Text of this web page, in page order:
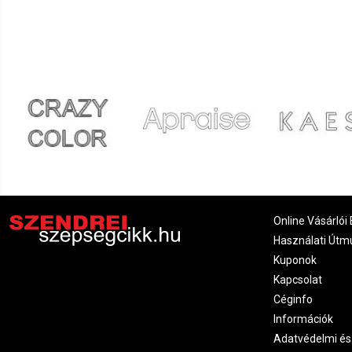
Online Vásárlói
Használati
Kuponok
Kapcsolat
Céginfo
Információk
Adatvédelmi